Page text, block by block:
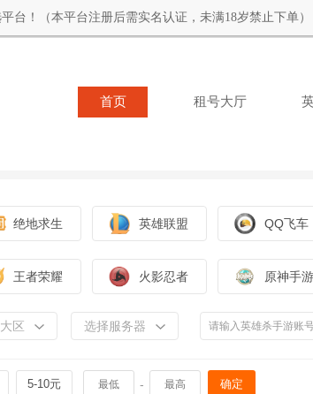
台！（本平台注册后需实名认证，未满18岁禁止下单）
首页 租号大厅
绝地求生 英雄联盟 QQ飞车
王者荣耀 火影忍者 原神手游
区 选择服务器
5-10元 - 确定